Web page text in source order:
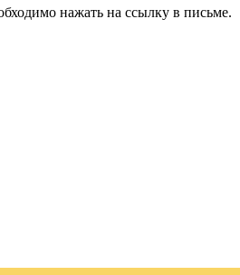
нажать на ссылку в письме.